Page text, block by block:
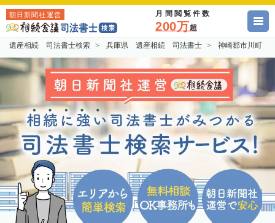
朝日新聞社運営 月間閲覧件数
200万超
遺産相続 司法書士検索 兵庫県 遺産相続 司法書士 神崎郡市川町